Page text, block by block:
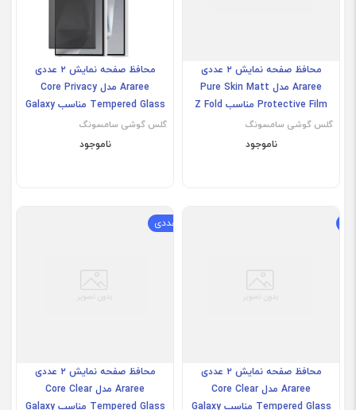
محافظ صفحه نمایش ۲ عددی
Araree مدل Pure Skin Matt
Protective Film مناسب Z Fold
5
گلس گوشی سامسونگ
ناموجود
محافظ صفحه نمایش ۲ عددی
Araree مدل Core Privacy
Tempered Glass مناسب Galaxy
S24 Ultra
گلس گوشی سامسونگ
ناموجود
محافظ صفحه نمایش ۲ عددی
Araree مدل Core Clear
Tempered Glass مناسب Galaxy
پک دو عددی
محافظ صفحه نمایش ۲ عددی
Araree مدل Core Clear
Tempered Glass مناسب Galaxy